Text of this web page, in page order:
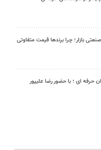
بازار؛ چرا برندها قیمت متفاوتی
حرفه ای ؛ با حضور رضا علیپور